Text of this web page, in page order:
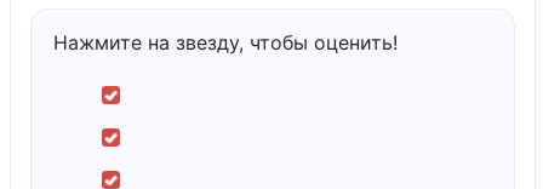
Нажмите на звезду, чтобы оценить!